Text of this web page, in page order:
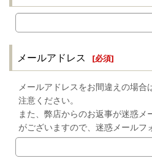
メールアドレス [必須]
メールアドレスをお間違えの場
注意ください。
また、弊店からのお返事が迷惑メ
がございますので、迷惑メールフ